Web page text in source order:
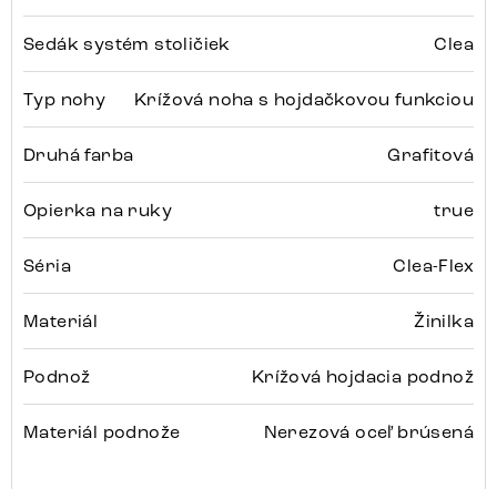
Sedák systém stoličiek Clea
Typ nohy Krížová noha s hojdačkovou funkciou
Druhá farba Grafitová
Opierka na ruky true
Séria Clea-Flex
Materiál Žinilka
Podnož Krížová hojdacia podnož
Materiál podnože Nerezová oceľ brúsená